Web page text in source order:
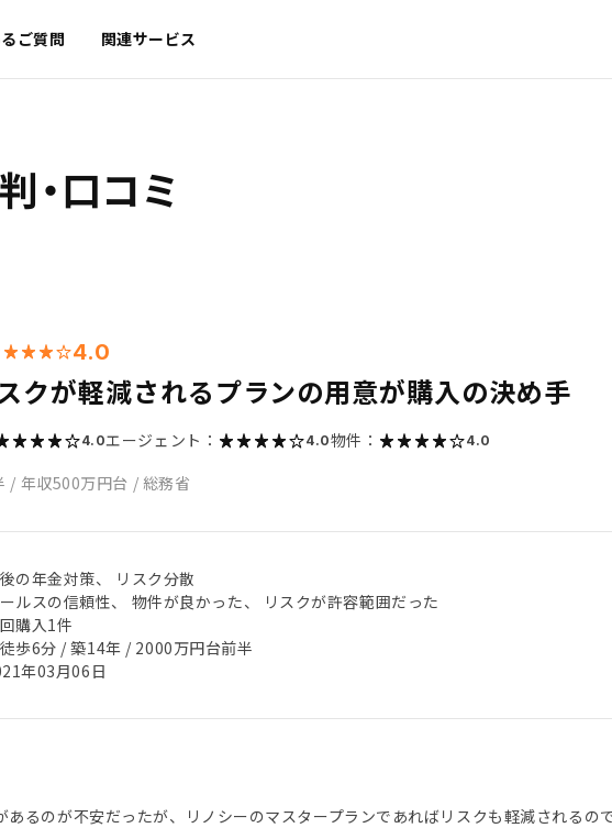
ご質問 関連サービス
・口コミ
4.0
クが軽減されるプランの用意が購入の決め手
4.0エージェント： 4.0物件： 4.0
/ 年収500万円台 / 総務省
の年金対策、 リスク分散
ルスの信頼性、 物件が良かった、 リスクが許容範囲だった
購入1件
歩6分 / 築14年 / 2000万円台前半
年03月06日
あるのが不安だったが、リノシーのマスタープランであればリスクも軽減されるの